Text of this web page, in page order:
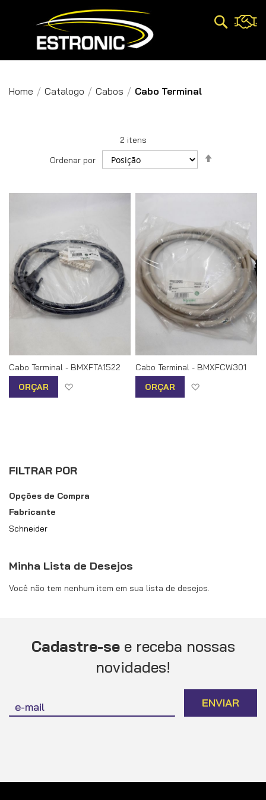
Pesquisa
Home Catalogo Cabos Cabo Terminal
2 itens
Ordenar por
Cabo Terminal - BMXFTA1522
ORÇAR
Adicionar à lista de desejos
Cabo Terminal - BMXFCW301
ORÇAR
FILTRAR POR
Opções de Compra
Fabricante
Schneider
Minha Lista de Desejos
Você não tem nenhum item em sua lista de desejos.
Cadastre-see receba nossas
novidades!
se
na
ENVIAR